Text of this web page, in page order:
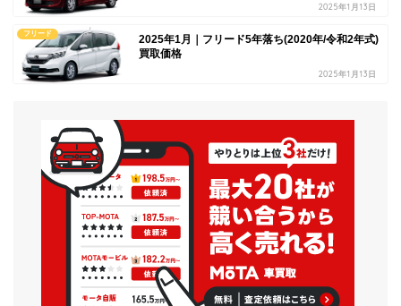
2025年1月13日
フリード
2025年1月｜フリード5年落ち(2020年/令和2年式)
買取価格
2025年1月13日